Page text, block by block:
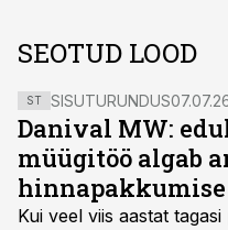
SEOTUD LOOD
ST SISUTURUNDUS
Danival MW:
müügitöö algab
Kui veel viis aastat